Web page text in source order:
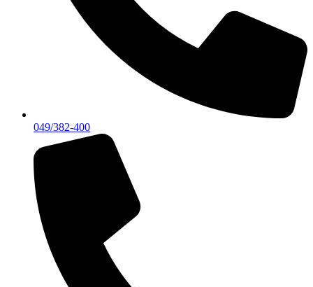
049/382-400